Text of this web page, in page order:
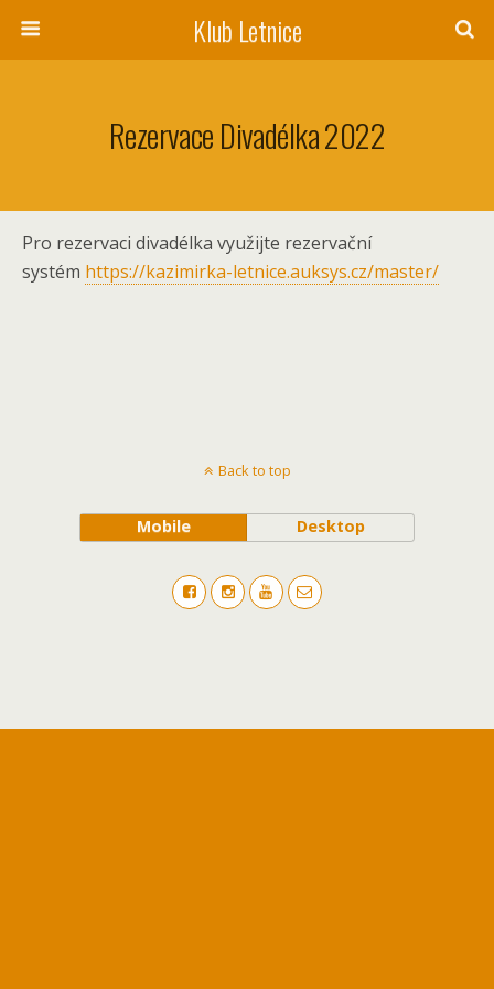
Klub Letnice
Rezervace Divadélka 2022
Pro rezervaci divadélka využijte rezervační
systém https://kazimirka-letnice.auksys.cz/master/
Back to top
Mobile Desktop